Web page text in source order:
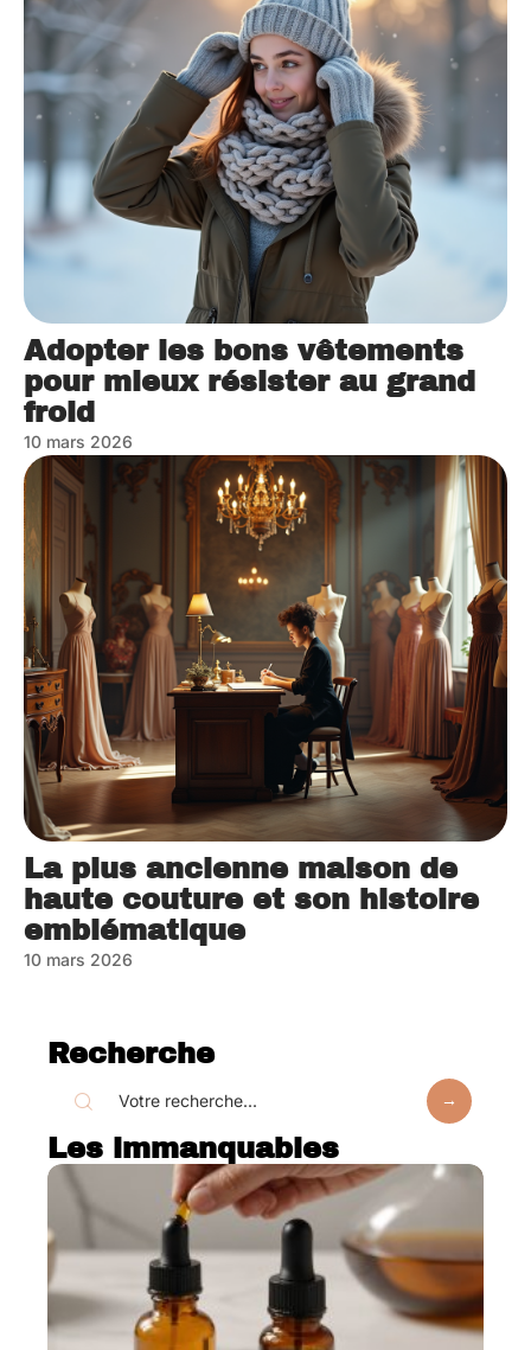
Adopter les bons vêtements
pour mieux résister au grand
froid
10 mars 2026
La plus ancienne maison de
haute couture et son histoire
emblématique
10 mars 2026
Recherche
Les immanquables